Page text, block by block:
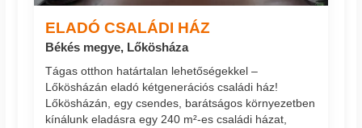
ELADÓ CSALÁDI HÁZ
Békés megye, Lőkösháza
Tágas otthon határtalan lehetőségekkel –
Lőkösházán eladó kétgenerációs családi ház!
Lőkösházán, egy csendes, barátságos környezetben
kínálunk eladásra egy 240 m²-es családi házat,